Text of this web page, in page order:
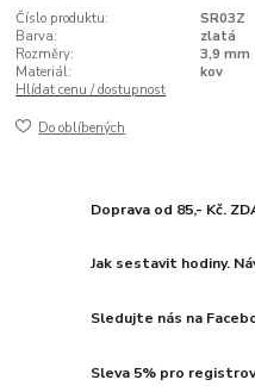
Číslo produktu:
SR03Z
Barva:
zlatá
Rozměry:
3,9 mm
Materiál:
kov
Hlídat cenu / dostupnost
Do oblíbených
Doprava od 85,- Kč.
Jak sestavit hodiny.
Sledujte nás na
Sleva 5% pro